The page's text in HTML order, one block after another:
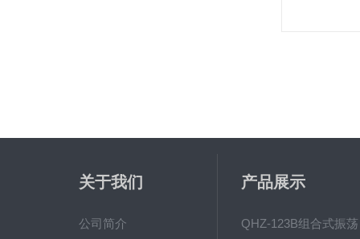
关于我们
公司简介
产品展示